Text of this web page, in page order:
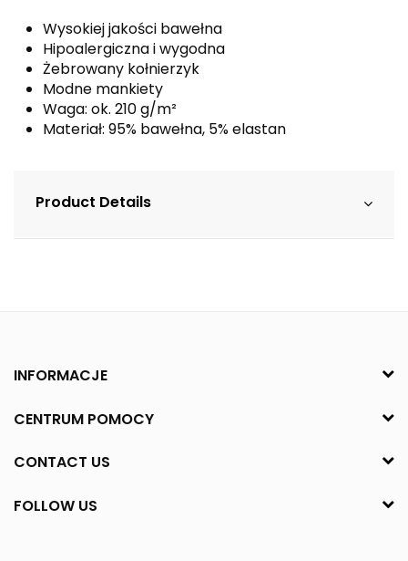
Wysokiej jakości bawełna
Hipoalergiczna i wygodna
Żebrowany kołnierzyk
Modne mankiety
Waga: ok. 210 g/m²
Materiał: 95% bawełna, 5% elastan
Product Details
INFORMACJE
CENTRUM POMOCY
CONTACT US
FOLLOW US